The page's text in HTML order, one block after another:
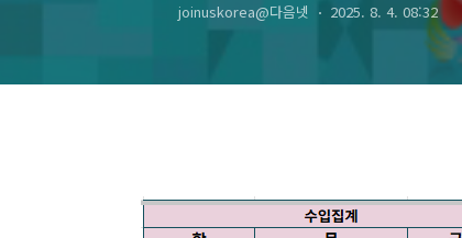
joinuskorea@다음넷 2025. 8. 4. 08:32